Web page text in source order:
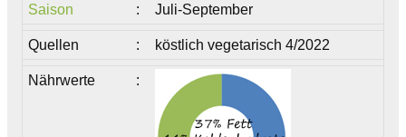
Saison : Juli-September
Quellen : köstlich vegetarisch 4/2022
Nährwerte :